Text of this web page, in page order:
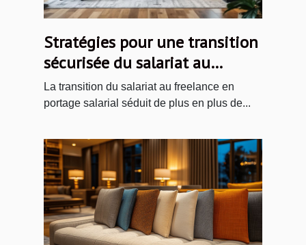
Stratégies pour une transition
sécurisée du salariat au
freelance en portage salarial
La transition du salariat au freelance en
portage salarial séduit de plus en plus de...